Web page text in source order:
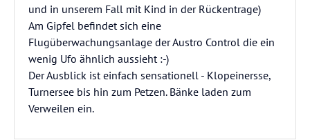
und in unserem Fall mit Kind in der Rückentrage)
Am Gipfel befindet sich eine
Flugüberwachungsanlage der Austro Control die ein
wenig Ufo ähnlich aussieht :-)
Der Ausblick ist einfach sensationell - Klopeinersse,
Turnersee bis hin zum Petzen. Bänke laden zum
Verweilen ein.